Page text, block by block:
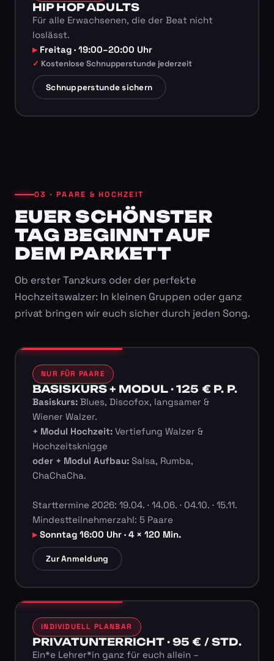
HIP HOP ADULTS
Für alle Erwachsenen, die der Beat nicht
loslässt.
Freitag · 19:00–20:00 Uhr
Kostenlose Schnupperstunde jederzeit
Schnupperstunde sichern
03 · PAARE & HOCHZEIT
EUER SCHÖNSTER
TAG BEGINNT AUF
DEM PARKETT
Ob erster Tanzkurs oder der perfekte
Hochzeitswalzer: In kleinen Gruppen oder ganz
privat bringen wir euch sicher durch jeden Song.
NUR FÜR PAARE
BASISKURS + MODUL · 125 € P. P.
Basiskurs:Blues, Discofox, langsamer &
Wiener Walzer.
+ Modul Hochzeit:Vertiefung Walzer &
Hochzeitsknigge
oder + Modul Aufbau:Salsa, Rumba,
ChaChaCha.
Starttermine 2026: 19.04. · 14.06. · 04.10. · 15.11.
Mindestteilnehmerzahl: 5 Paare
Sonntag 16:00 Uhr · 4 × 120 Min.
Zur Anmeldung
INDIVIDUELL PLANBAR
PRIVATUNTERRICHT · 95 € / STD.
Ein*e Lehrer*in ganz für euch allein –